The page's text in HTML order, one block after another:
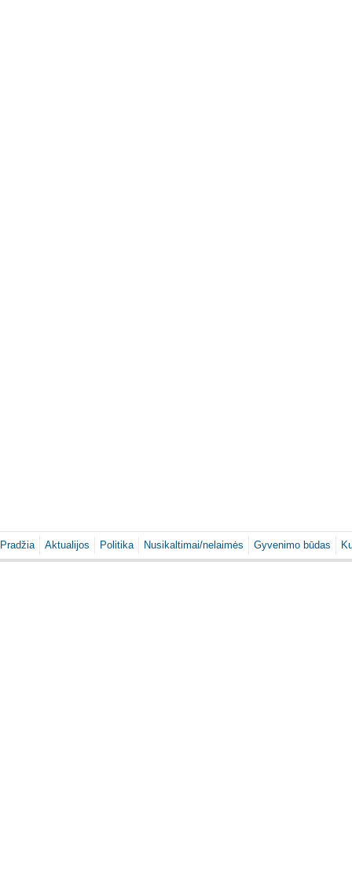
Pradžia Aktualijos Politika Nusikaltimai/nelaimės Gyvenimo būdas